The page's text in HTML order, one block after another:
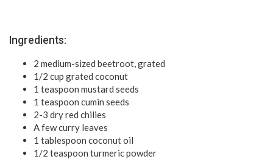
Ingredients:
2 medium-sized beetroot, grated
1/2 cup grated coconut
1 teaspoon mustard seeds
1 teaspoon cumin seeds
2-3 dry red chilies
A few curry leaves
1 tablespoon coconut oil
1/2 teaspoon turmeric powder